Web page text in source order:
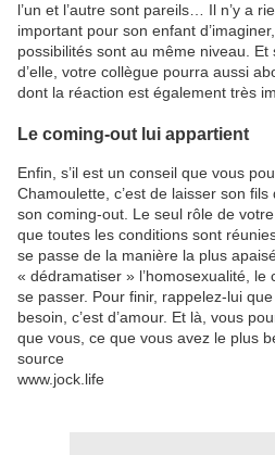
l’un et l’autre sont pareils… Il n’y a
important pour son enfant
possibilités sont au même niveau.
d’elle, votre collègue pourra aussi
dont la réaction est également très
Le coming-out lui appartient
Enfin, s’il est un conseil que vous
Chamoulette, c’est de laisser son
son coming-out. Le seul rôle de votre
que toutes les conditions sont
se passe de la manière la plus
« dédramatiser » l’homosexualité,
se passer. Pour finir, rappelez-lui
besoin, c’est d’amour. Et là, vous
que vous, ce que vous avez le plus
source
www.jock.life